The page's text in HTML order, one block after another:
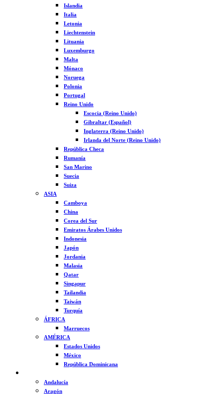
Islandia
Italia
Letonia
Liechtenstein
Lituania
Luxemburgo
Malta
Mónaco
Noruega
Polonia
Portugal
Reino Unido
Escocia (Reino Unido)
Gibraltar (Español)
Inglaterra (Reino Unido)
Irlanda del Norte (Reino Unido)
República Checa
Rumanía
San Marino
Suecia
Suiza
ASIA
Camboya
China
Corea del Sur
Emiratos Árabes Unidos
Indonesia
Japón
Jordania
Malasia
Qatar
Singapur
Tailandia
Taiwán
Turquía
ÁFRICA
Marruecos
AMÉRICA
Estados Unidos
México
República Dominicana
Andalucía
Aragón